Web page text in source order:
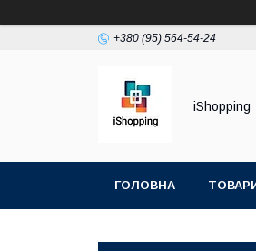
+380 (95) 564-54-24
iShopping
ГОЛОВНА